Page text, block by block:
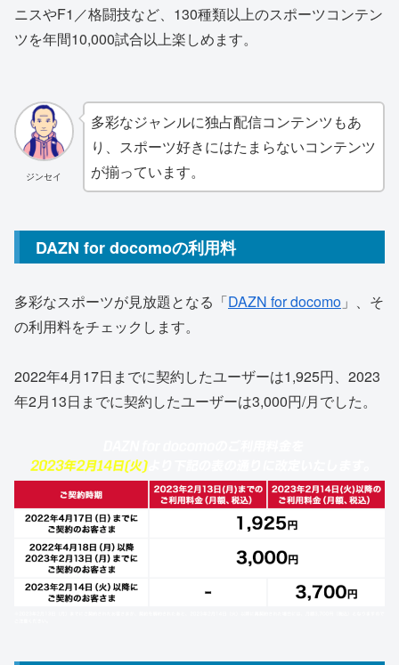
ニスやF1／格闘技など、130種類以上のスポーツコンテン
ツを年間10,000試合以上楽しめます。
ジンセイ
多彩なジャンルに独占配信コンテンツもあ
り、スポーツ好きにはたまらないコンテンツ
が揃っています。
DAZN for docomoの利用料
多彩なスポーツが見放題となる「DAZN for docomo 」、そ
の利用料をチェックします。
2022年4月17日までに契約したユーザーは1,925円、2023
年2月13日までに契約したユーザーは3,000円/月でした。